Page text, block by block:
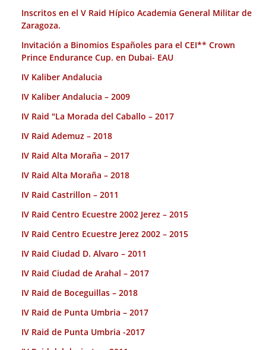
Inscritos en el V Raid Hípico Academia General Militar de
Zaragoza.
Invitación a Binomios Españoles para el CEI** Crown
Prince Endurance Cup. en Dubai- EAU
IV Kaliber Andalucia
IV Kaliber Andalucia – 2009
IV Raid "La Morada del Caballo – 2017
IV Raid Ademuz – 2018
IV Raid Alta Moraña – 2017
IV Raid Alta Moraña – 2018
IV Raid Castrillon – 2011
IV Raid Centro Ecuestre 2002 Jerez – 2015
IV Raid Centro Ecuestre Jerez 2002 – 2015
IV Raid Ciudad D. Alvaro – 2011
IV Raid Ciudad de Arahal – 2017
IV Raid de Boceguillas – 2018
IV Raid de Punta Umbria – 2017
IV Raid de Punta Umbria -2017